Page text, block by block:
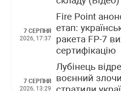
7 СЕРПНЯ
2026, 17:37
Fire Point
етап:
ракета FP-7
сертифікацію
7 СЕРПНЯ
2026, 13:29
Лубінець
воєнний